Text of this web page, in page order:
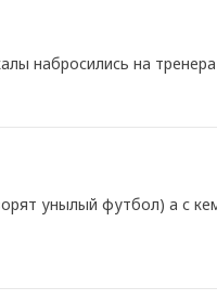
набросились на
унылый футбол) а с